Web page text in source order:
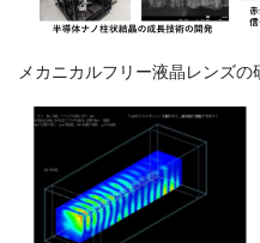
メカニカルフリー液晶レンズの